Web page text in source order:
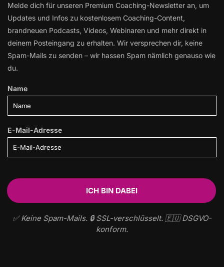
Melde dich für unseren Premium Coaching-Newsletter an, um
Updates und Infos zu kostenlosem Coaching-Content,
brandneuen Podcasts, Videos, Webinaren und mehr direkt in
deinem Posteingang zu erhalten. Wir versprechen dir, keine
Spam-Mails zu senden – wir hassen Spam nämlich genauso wie
du.
Name
E-Mail-Adresse
✅ Keine Spam-Mails. 🔒 SSL-verschlüsselt. 🇪🇺 DSGVO-
konform.